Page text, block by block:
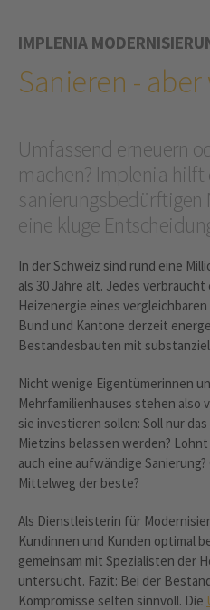
IMPLENIA
Sanieren - aber
Umfassend erneuern
machen? Implenia
eine kluge
In der Schweiz sind rund eine
als 30 Jahre alt. Jedes
Heizenergie eines
Bund und Kantone derzeit
Bestandesbauten mit
Nicht wenige Eigentümerinnen
Mehrfamilienhauses stehen also
sie investieren sollen: Soll nur
Mietzins belassen werden?
auch eine aufwändige
Mittelweg der beste?
Als Dienstleisterin für
Kundinnen und Kunden optimal
gemeinsam mit Spezialisten der
untersucht. Fazit: Bei der
Kompromisse selten sinnvoll. Die